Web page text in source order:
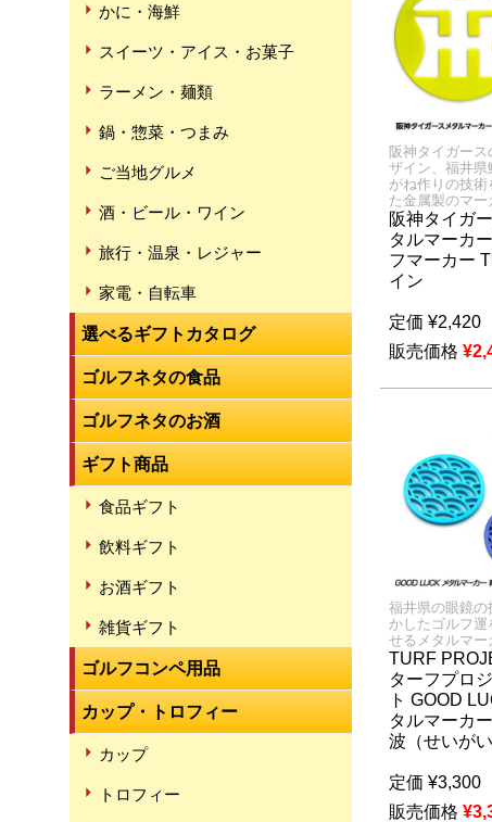
かに・海鮮
スイーツ・アイス・お菓子
ラーメン・麺類
鍋・惣菜・つまみ
ご当地グルメ
酒・ビール・ワイン
旅行・温泉・レジャー
家電・自転車
選べるギフトカタログ
ゴルフネタの食品
ゴルフネタのお酒
ギフト商品
食品ギフト
飲料ギフト
お酒ギフト
雑貨ギフト
ゴルフコンペ用品
カップ・トロフィー
カップ
トロフィー
阪神タイガース
ザイン、福井県
がね作りの技術
た金属製のマー
阪神タイガ
タルマーカ
フマーカー
イン
定価 ¥2,420
販売価格 ¥
福井県の眼鏡の
かしたゴルフ運
せるメタルマー
TURF
ターフプロ
ト GOOD
タルマーカ
波（せいがい
定価 ¥3,300
販売価格 ¥